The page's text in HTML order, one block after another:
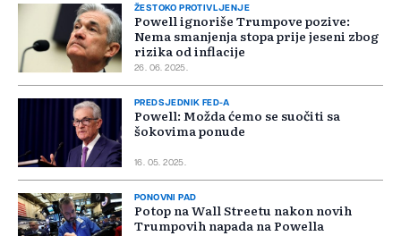
ŽESTOKO PROTIVLJENJE
Powell ignoriše Trumpove pozive:
Nema smanjenja stopa prije jeseni zbog
rizika od inflacije
26. 06. 2025.
PREDSJEDNIK FED-A
Powell: Možda ćemo se suočiti sa
šokovima ponude
16. 05. 2025.
PONOVNI PAD
Potop na Wall Streetu nakon novih
Trumpovih napada na Powella